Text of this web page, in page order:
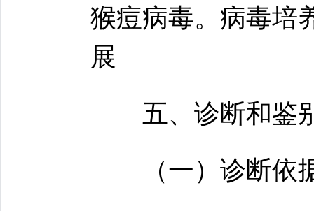
猴痘病毒。病毒培
展
五、诊断和鉴
（一）诊断依